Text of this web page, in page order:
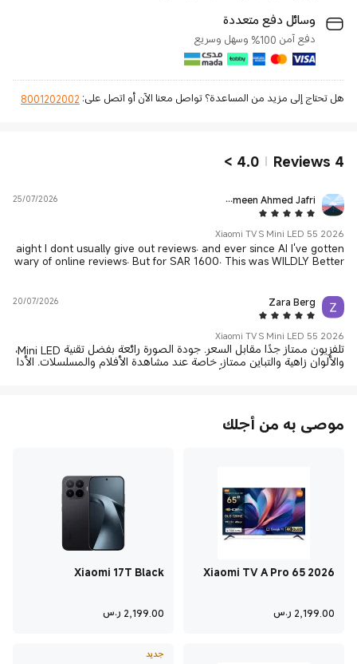
وسائل دفع متعددة
دفع آمن 100% وسهل وسريع
هل تحتاج إلى مزيد من المساعدة؟ تواصل معنا الآن أو اتصل على: 8001202002
4
Reviews
4.0
>
Syed Ameen Ahmed Jafri
5 Star
25/07/2026
Xiaomi TV S Mini LED 55 2026
aight I dont usually give out reviews. and ever since AI I've gotten
wary of online reviews. But for SAR 1600. This was WILDLY Better
Zara Berg
5 Star
20/07/2026
Xiaomi TV S Mini LED 55 2026
تلفزيون ممتاز جدًا مقابل السعر. جودة الصورة رائعة بفضل تقنية Mini LED،
والألوان زاهية والتباين ممتاز، خاصة عند مشاهدة الأفلام والمسلسلات. الأدا
من المتجر تحسين سرعة الشحن والتسليم مستقبلًا. ⭐⭐⭐⭐⭐
موصى به من أجلك
Xiaomi TV A Pro 65 2026
2,199.00 ر.س
Xiaomi 17T Black
2,199.00 ر.س
جديد